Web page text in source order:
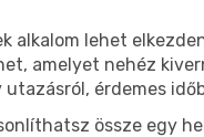
alkalom lehet
amelyet nehéz
érdemes
össze egy